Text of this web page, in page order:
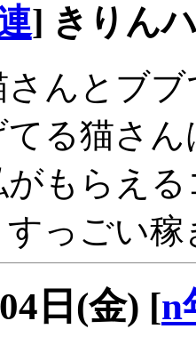
] きりん
さんとブ
る猫さ
がもらえ
すっごい
日(金) [n